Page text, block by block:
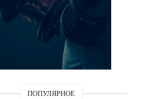
ПОПУЛЯРНОЕ